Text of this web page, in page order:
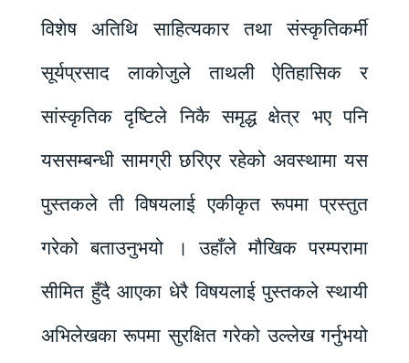
विशेष अतिथि साहित्यकार तथा संस्कृतिकर्मी
सूर्यप्रसाद लाकोजुले ताथली ऐतिहासिक र
सांस्कृतिक दृष्टिले निकै समृद्ध क्षेत्र भए पनि
यससम्बन्धी सामग्री छरिएर रहेको अवस्थामा यस
पुस्तकले ती विषयलाई एकीकृत रूपमा प्रस्तुत
गरेको बताउनुभयो । उहाँले मौखिक परम्परामा
सीमित हुँदै आएका धेरै विषयलाई पुस्तकले स्थायी
अभिलेखका रूपमा सुरक्षित गरेको उल्लेख गर्नुभयो